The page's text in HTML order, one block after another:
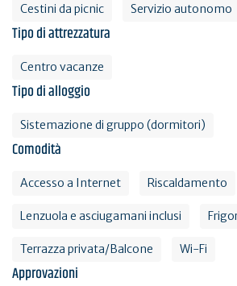
Cestini da picnic Servizio autonomo
Tipo di attrezzatura
Centro vacanze
Tipo di alloggio
Sistemazione di gruppo (dormitori)
Comodità
Accesso a Internet Riscaldamento
Lenzuola e asciugamani inclusi
Terrazza privata/Balcone Wi-Fi
Approvazioni